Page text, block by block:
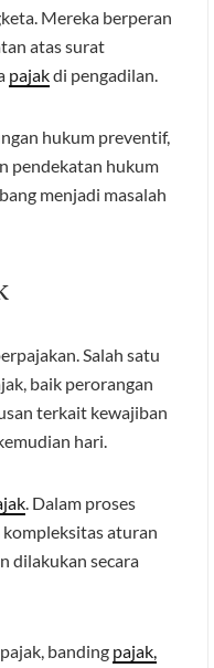
Mereka berperan
atas surat
pajakdi pengadilan.
hukum preventif,
pendekatan hukum
menjadi masalah
Salah satu
baik perorangan
terkait kewajiban
hari.
. Dalam proses
kompleksitas aturan
dilakukan secara
banding pajak,